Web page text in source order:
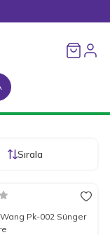
Sırala
Pk-002 Sünger